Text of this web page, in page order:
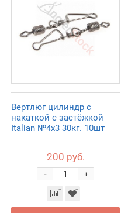
Вертлюг цилиндр с
накаткой с застёжкой
Italian №4х3 30кг. 10шт
200 руб.
+
-